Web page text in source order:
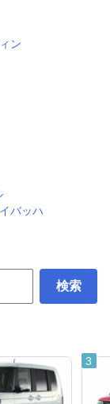
ン
バッハ
検索